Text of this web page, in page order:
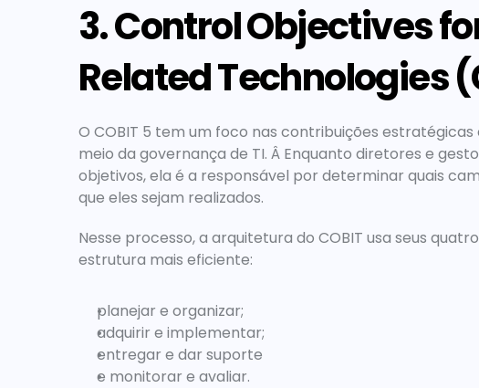
3. Control Objectives
Related Technologies
O COBIT 5 tem um foco nas contribuições
meio da governança de TI. Â Enquanto diretores e
objetivos, ela é a responsável por determinar quais
que eles sejam realizados.
Nesse processo, a arquitetura do COBIT usa seus
estrutura mais eficiente:
planejar e organizar;
adquirir e implementar;
entregar e dar suporte
e monitorar e avaliar.